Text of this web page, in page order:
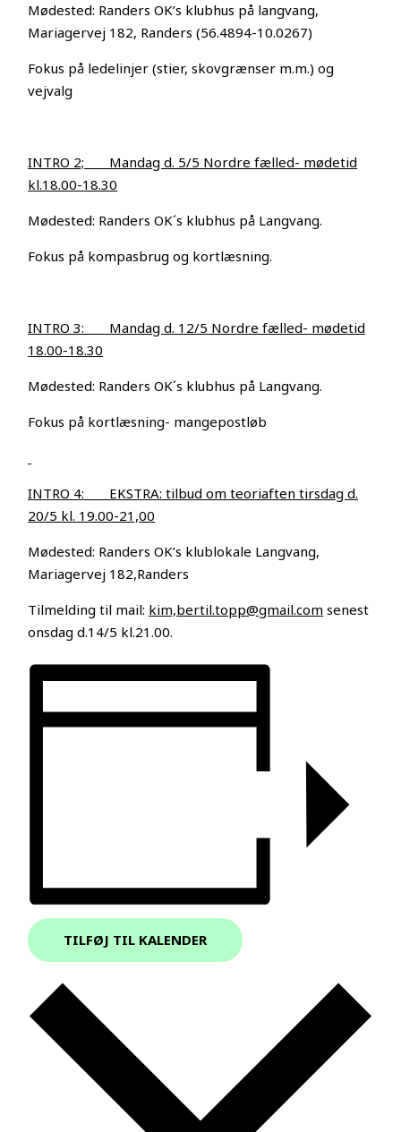
Mødested: Randers OK’s klubhus på langvang,
Mariagervej 182, Randers (56.4894-10.0267)
Fokus på ledelinjer (stier, skovgrænser m.m.) og
vejvalg
INTRO 2; Mandag d. 5/5 Nordre fælled- mødetid
kl.18.00-18.30
Mødested: Randers OK´s klubhus på Langvang.
Fokus på kompasbrug og kortlæsning.
INTRO 3: Mandag d. 12/5 Nordre fælled- mødetid
18.00-18.30
Mødested: Randers OK´s klubhus på Langvang.
Fokus på kortlæsning- mangepostløb
INTRO 4: EKSTRA: tilbud om teoriaften tirsdag d.
20/5 kl. 19.00-21,00
Mødested: Randers OK’s klublokale Langvang,
Mariagervej 182,Randers
Tilmelding til mail: kim,bertil.topp@gmail.com senest
onsdag d.14/5 kl.21.00.
TILFØJ TIL KALENDER